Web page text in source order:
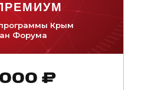
₽
Крым
Форума